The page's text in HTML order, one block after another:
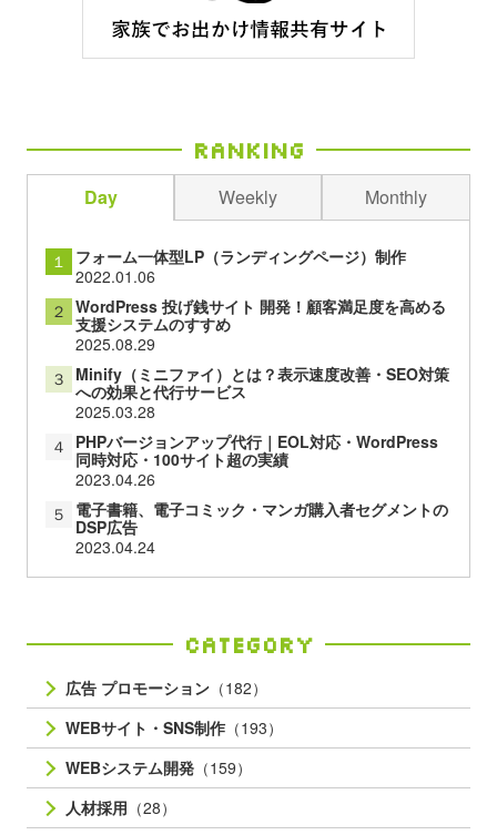
Ranking
Day Weekly Monthly
１ フォーム一体型LP（ランディングページ）制作
2022.01.06
２ WordPress 投げ銭サイト 開発！顧客満足度を高める
支援システムのすすめ
2025.08.29
３ Minify（ミニファイ）とは？表示速度改善・SEO対策
への効果と代行サービス
2025.03.28
４ PHPバージョンアップ代行｜EOL対応・WordPress
同時対応・100サイト超の実績
2023.04.26
５ 電子書籍、電子コミック・マンガ購入者セグメントの
DSP広告
2023.04.24
Category
広告 プロモーション （182）
WEBサイト・SNS制作 （193）
WEBシステム開発 （159）
人材採用 （28）